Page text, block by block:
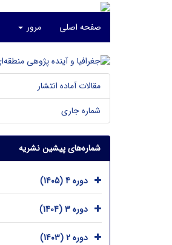
صفحه اصلی مرور
مقالات آماده انتشار
شماره جاری
شماره‌های پیشین نشریه
دوره 4 (1405)
دوره 3 (1404)
دوره 2 (1403)